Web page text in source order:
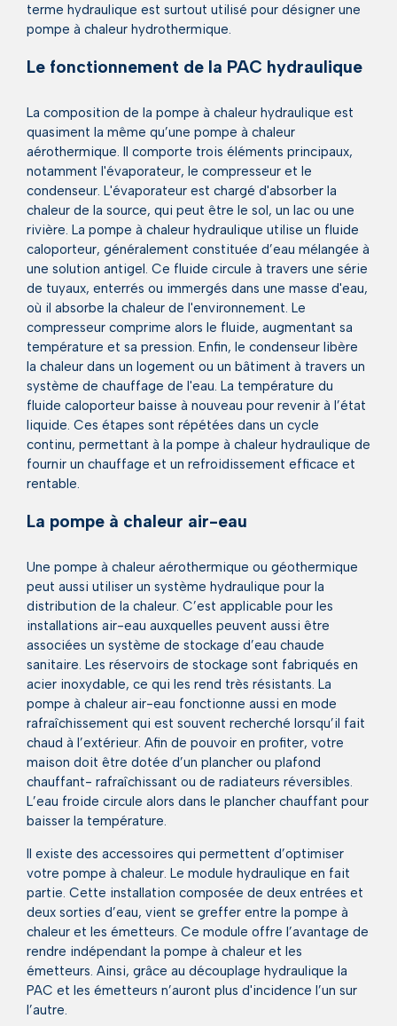
terme hydraulique est surtout utilisé pour désigner une
pompe à chaleur hydrothermique.
Le fonctionnement de la PAC hydraulique
La composition de la pompe à chaleur hydraulique est
quasiment la même qu’une pompe à chaleur
aérothermique. Il comporte trois éléments principaux,
notamment l'évaporateur, le compresseur et le
condenseur. L'évaporateur est chargé d'absorber la
chaleur de la source, qui peut être le sol, un lac ou une
rivière. La pompe à chaleur hydraulique utilise un fluide
caloporteur, généralement constituée d’eau mélangée à
une solution antigel. Ce fluide circule à travers une série
de tuyaux, enterrés ou immergés dans une masse d'eau,
où il absorbe la chaleur de l'environnement. Le
compresseur comprime alors le fluide, augmentant sa
température et sa pression. Enfin, le condenseur libère
la chaleur dans un logement ou un bâtiment à travers un
système de chauffage de l'eau. La température du
fluide caloporteur baisse à nouveau pour revenir à l’état
liquide. Ces étapes sont répétées dans un cycle
continu, permettant à la pompe à chaleur hydraulique de
fournir un chauffage et un refroidissement efficace et
rentable.
La pompe à chaleur air-eau
Une pompe à chaleur aérothermique ou géothermique
peut aussi utiliser un système hydraulique pour la
distribution de la chaleur. C’est applicable pour les
installations air-eau auxquelles peuvent aussi être
associées un système de stockage d’eau chaude
sanitaire. Les réservoirs de stockage sont fabriqués en
acier inoxydable, ce qui les rend très résistants. La
pompe à chaleur air-eau fonctionne aussi en mode
rafraîchissement qui est souvent recherché lorsqu’il fait
chaud à l’extérieur. Afin de pouvoir en profiter, votre
maison doit être dotée d’un plancher ou plafond
chauffant- rafraîchissant ou de radiateurs réversibles.
L’eau froide circule alors dans le plancher chauffant pour
baisser la température.
Il existe des accessoires qui permettent d’optimiser
votre pompe à chaleur. Le module hydraulique en fait
partie. Cette installation composée de deux entrées et
deux sorties d’eau, vient se greffer entre la pompe à
chaleur et les émetteurs. Ce module offre l’avantage de
rendre indépendant la pompe à chaleur et les
émetteurs. Ainsi, grâce au découplage hydraulique la
PAC et les émetteurs n’auront plus d'incidence l’un sur
l’autre.